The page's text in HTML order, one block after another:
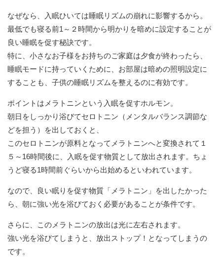
なぜなら、入眠ひいては睡眠リズムの崩れに影響するから。
最低でも寝る前1～２時間から明かりを暗めに設定することが
良い睡眠を促す秘訣です。
特に、小さなお子様をお持ちのご家庭は夕食が終わったら、
睡眠モードに持っていくために、お部屋は暗めの照明設定に
することも、子供の睡眠リズムを整えるのに有効です。
ポイントはメラトニンという入眠を促すホルモン。
朝日をしっかり浴びてセロトニン（メンタルバランス調節な
どを担う）を出しておくと、
このセロトニンが原料となってメラトニンへと変換されて１
５～16時間後に、入眠を促す物質として放出されます。ちょ
うど寝る1時間前ぐらいから出始めるといわれています。
なので、良い眠りを促す物質「メラトニン」を出したかった
ら、朝に強い光を浴びておく必要があることが条件です。
さらに、このメラトニンの放出は光に左右されます。
強い光を浴びてしまうと、放出ストップ！となってしまうの
です。